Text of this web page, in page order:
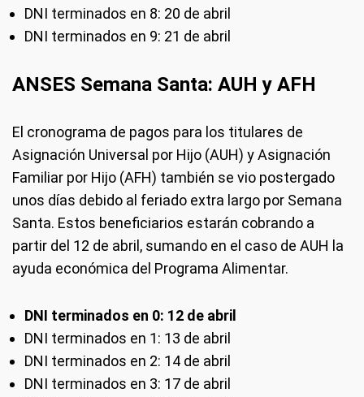
DNI terminados en 8: 20 de abril
DNI terminados en 9: 21 de abril
ANSES Semana Santa: AUH y AFH
El cronograma de pagos para los titulares de
Asignación Universal por Hijo (AUH) y Asignación
Familiar por Hijo (AFH) también se vio postergado
unos días debido al feriado extra largo por Semana
Santa. Estos beneficiarios estarán cobrando a
partir del 12 de abril, sumando en el caso de AUH la
ayuda económica del Programa Alimentar.
DNI terminados en 0: 12 de abril
DNI terminados en 1: 13 de abril
DNI terminados en 2: 14 de abril
DNI terminados en 3: 17 de abril